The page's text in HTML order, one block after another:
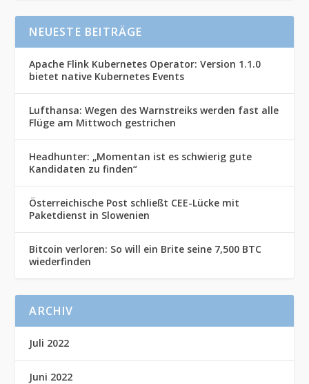
NEUESTE BEITRÄGE
Apache Flink Kubernetes Operator: Version 1.1.0
bietet native Kubernetes Events
Lufthansa: Wegen des Warnstreiks werden fast alle
Flüge am Mittwoch gestrichen
Headhunter: „Momentan ist es schwierig gute
Kandidaten zu finden“
Österreichische Post schließt CEE-Lücke mit
Paketdienst in Slowenien
Bitcoin verloren: So will ein Brite seine 7,500 BTC
wiederfinden
ARCHIV
Juli 2022
Juni 2022